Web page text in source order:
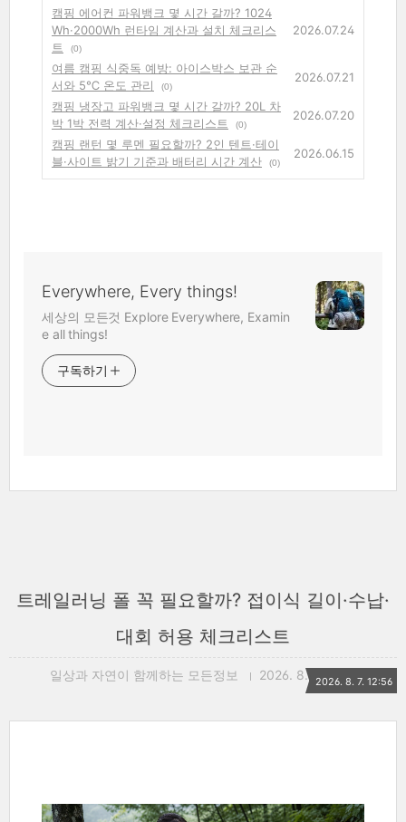
캠핑 에어컨 파워뱅크 몇 시간 갈까? 1024
Wh·2000Wh 런타임 계산과 설치 체크리스
트
(0)
2026.07.24
여름 캠핑 식중독 예방: 아이스박스 보관 순
서와 5℃ 온도 관리
(0)
2026.07.21
캠핑 냉장고 파워뱅크 몇 시간 갈까? 20L 차
박 1박 전력 계산·설정 체크리스트
(0)
2026.07.20
캠핑 랜턴 몇 루멘 필요할까? 2인 텐트·테이
블·사이트 밝기 기준과 배터리 시간 계산
(0)
2026.06.15
Everywhere, Every things!
세상의 모든것 Explore Everywhere, Examin
e all things!
구독하기
트레일러닝 폴 꼭 필요할까? 접이식 길이·수납·
대회 허용 체크리스트
일상과 자연이 함께하는 모든정보 2026. 8. 7. 12:562026. 8. 7. 12:56